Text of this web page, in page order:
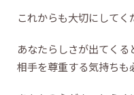
これからも大切にしてく
あなたらしさが出てくる
相手を尊重する気持ちも